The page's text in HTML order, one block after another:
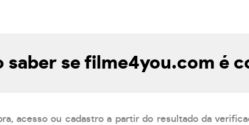
saber se filme4you.com é
acesso ou cadastro a partir do resultado da